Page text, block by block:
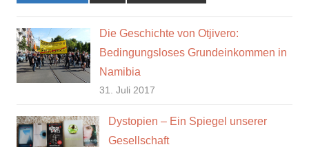
Die Geschichte von Otjivero:
Bedingungsloses Grundeinkommen in
Namibia
31. Juli 2017
Dystopien – Ein Spiegel unserer
Gesellschaft